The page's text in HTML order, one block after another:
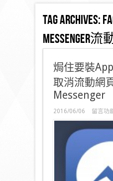
Tag Archives:
Messenger
焗住要裝
取消流動網
Messenger
2016/06/06
在
〈焗
住
裝
消
留言功